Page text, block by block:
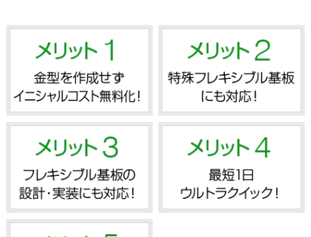
特性インピーダンス制御基板
ビルドアップ基板
厚銅基板（大電流基板）
高多層基板
ウルトラクイックコース
デリバリーゼロ
（出荷日当日お届けサービス）
会社割引
ハーネス加工サービス
メタルマスク製造サービス
gene（センサモジュール）
パネルdeボード（基板設計）
基板カレンダー（ノベルティ製作）
よくある質問
ログインでお困りの方へ
お問い合わせフォーム
各種伝票発行
営業カレンダー
取引実績
納期遵守率
@ele
無料メールマガジン
P板WEBチェッカー